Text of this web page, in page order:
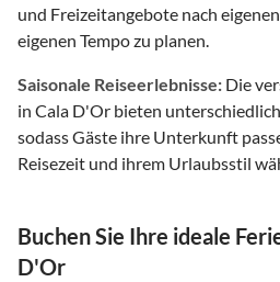
und Freizeitangebote nach
eigenen Tempo zu planen.
Saisonale Reiseerlebnisse: Die
in Cala D'Or bieten
sodass Gäste ihre Unterkunft
Reisezeit und ihrem Urlaubsstil
Buchen Sie Ihre ideale
D'Or